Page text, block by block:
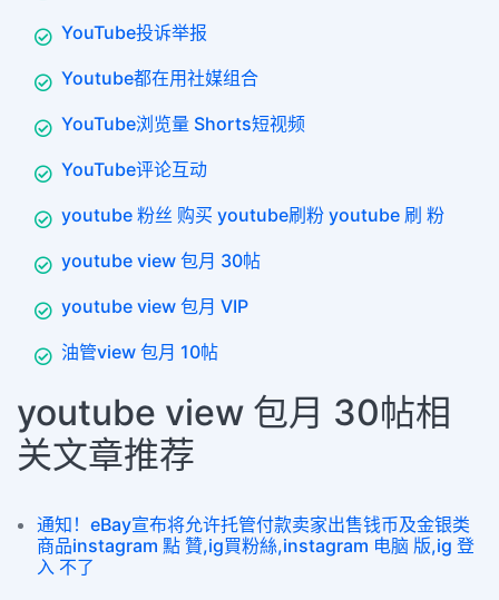
YouTube投诉举报
Youtube都在用社媒组合
YouTube浏览量 Shorts短视频
YouTube评论互动
youtube 粉丝 购买 youtube刷粉 youtube 刷 粉
youtube view 包月 30帖
youtube view 包月 VIP
油管view 包月 10帖
youtube view 包月 30帖相
关文章推荐
通知！eBay宣布将允许托管付款卖家出售钱币及金银类
商品instagram 點 贊,ig買粉絲,instagram 电脑 版,ig 登
入 不了